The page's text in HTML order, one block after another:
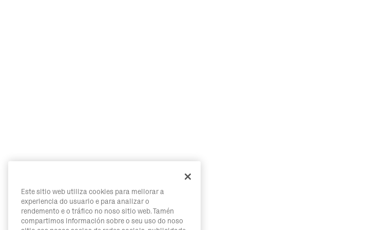
Este sitio web utiliza cookies para mellorar a
experiencia do usuario e para analizar o
rendemento e o tráfico no noso sitio web. Tamén
compartimos información sobre o seu uso do noso